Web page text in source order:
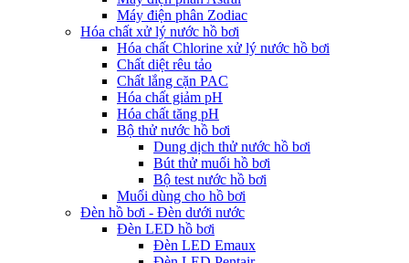
Máy điện phân Zodiac
Hóa chất xử lý nước hồ bơi
Hóa chất Chlorine xử lý nước hồ bơi
Chất diệt rêu tảo
Chất lắng cặn PAC
Hóa chất giảm pH
Hóa chất tăng pH
Bộ thử nước hồ bơi
Dung dịch thử nước hồ bơi
Bút thử muối hồ bơi
Bộ test nước hồ bơi
Muối dùng cho hồ bơi
Đèn hồ bơi - Đèn dưới nước
Đèn LED hồ bơi
Đèn LED Emaux